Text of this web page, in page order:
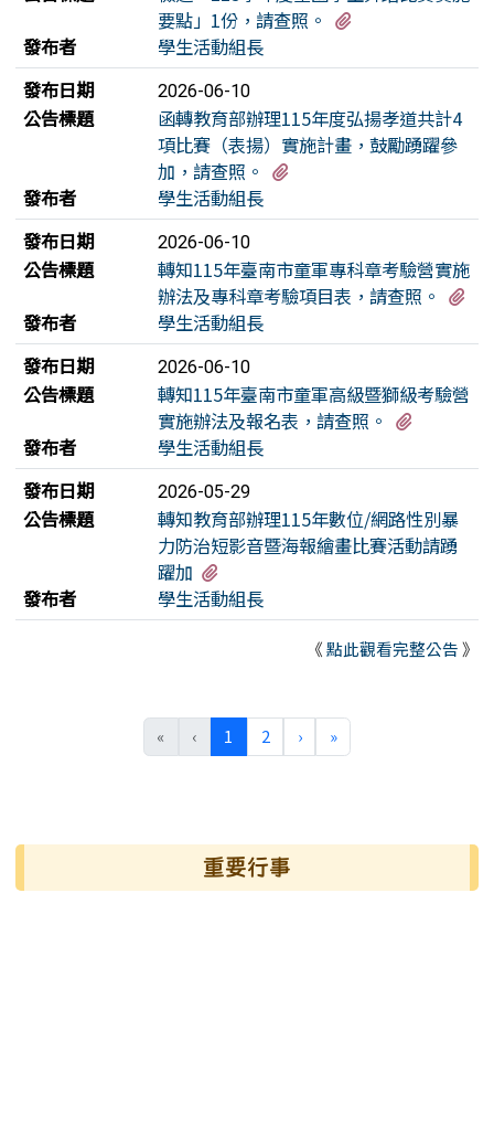
要點」1份，請查照。
發布者
學生活動組長
發布日期
2026-06-10
公告標題
函轉教育部辦理115年度弘揚孝道共計4
項比賽（表揚）實施計畫，鼓勵踴躍參
加，請查照。
發布者
學生活動組長
發布日期
2026-06-10
公告標題
轉知115年臺南市童軍專科章考驗營實施
辦法及專科章考驗項目表，請查照。
發布者
學生活動組長
發布日期
2026-06-10
公告標題
轉知115年臺南市童軍高級暨獅級考驗營
實施辦法及報名表，請查照。
發布者
學生活動組長
發布日期
2026-05-29
公告標題
轉知教育部辦理115年數位/網路性別暴
力防治短影音暨海報繪畫比賽活動請踴
躍加
發布者
學生活動組長
《點此觀看完整公告》
« ‹ 1 (目前頁次)
2 ›下一頁
»最後頁
左邊區域內容 重要行事